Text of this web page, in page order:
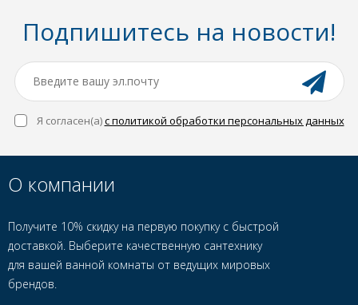
Подпишитесь на новости!
Я согласен(a)с политикой обработки персональных данных
О компании
Получите 10% скидку на первую покупку с быстрой
доставкой. Выберите качественную сантехнику
для вашей ванной комнаты от ведущих мировых
брендов.